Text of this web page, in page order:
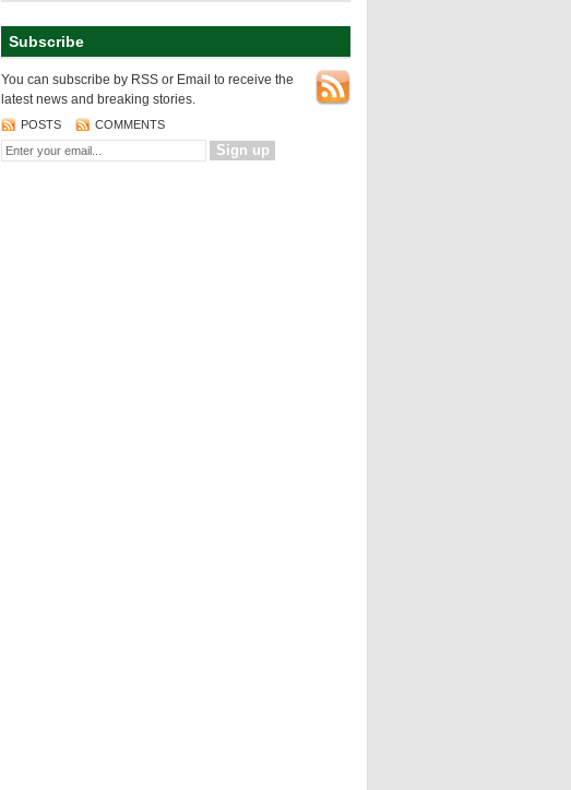
Subscribe
You can subscribe by RSS or Email to receive the
latest news and breaking stories.
POSTS COMMENTS